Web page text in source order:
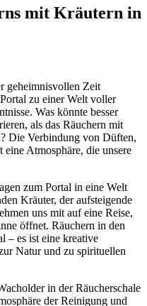
mit Kräutern in
geheimnisvollen Zeit
zu einer Welt voller
Was könnte besser
als das Räuchern mit
Die Verbindung von Düften,
Atmosphäre, die unsere
zum Portal in eine Welt
Kräuter, der aufsteigende
uns mit auf eine Reise,
öffnet. Räuchern in den
– es ist eine kreative
Natur und zu spirituellen
in der Räucherschale
der Reinigung und